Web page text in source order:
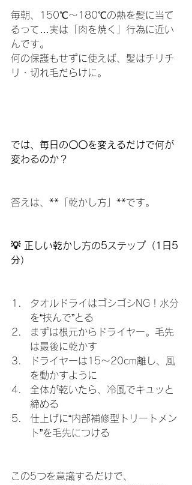
毎朝、150℃～180℃の熱を髪に当て
るって…実は「肉を焼く」行為に近い
んです。
何の保護もせずに使えば、髪はチリチ
リ・切れ毛だらけに。
では、毎日の〇〇を変えるだけで何が
変わるのか？
答えは、**「乾かし方」**です。
💡 正しい乾かし方の5ステップ（1日5
分）
タオルドライはゴシゴシNG！水分
を“挟んで”とる
まずは根元からドライヤー。毛先
は最後に乾かす
ドライヤーは15〜20cm離し、風
を動かすように
全体が乾いたら、冷風でキュッと
締める
仕上げに“内部補修型トリートメン
ト”を毛先につける
この5つを意識するだけで、